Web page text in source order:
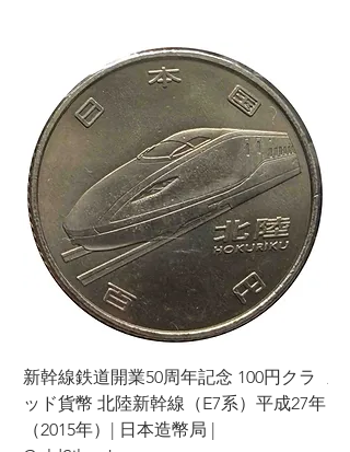
新幹線鉄道開業50周年記念 100円クラ
ッド貨幣 北陸新幹線（E7系）平成27年
（2015年）| 日本造幣局 |